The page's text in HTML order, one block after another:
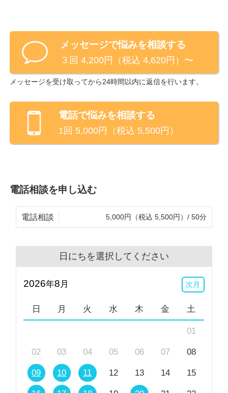
メッセージで悩みを相談する
３回 4,200円（税込 4,620円）〜
メッセージを受け取ってから24時間以内に返信を行います。
電話で悩みを相談する
1回 5,000円（税込 5,500円）
電話相談を申し込む
電話相談 5,000円（税込 5,500円）/ 50分
日にちを選択してください
2026年8 月 次月
日 月 火 水 木 金 土
01
02 03 04 05 06 07 08
09 10 11 12 13 14 15